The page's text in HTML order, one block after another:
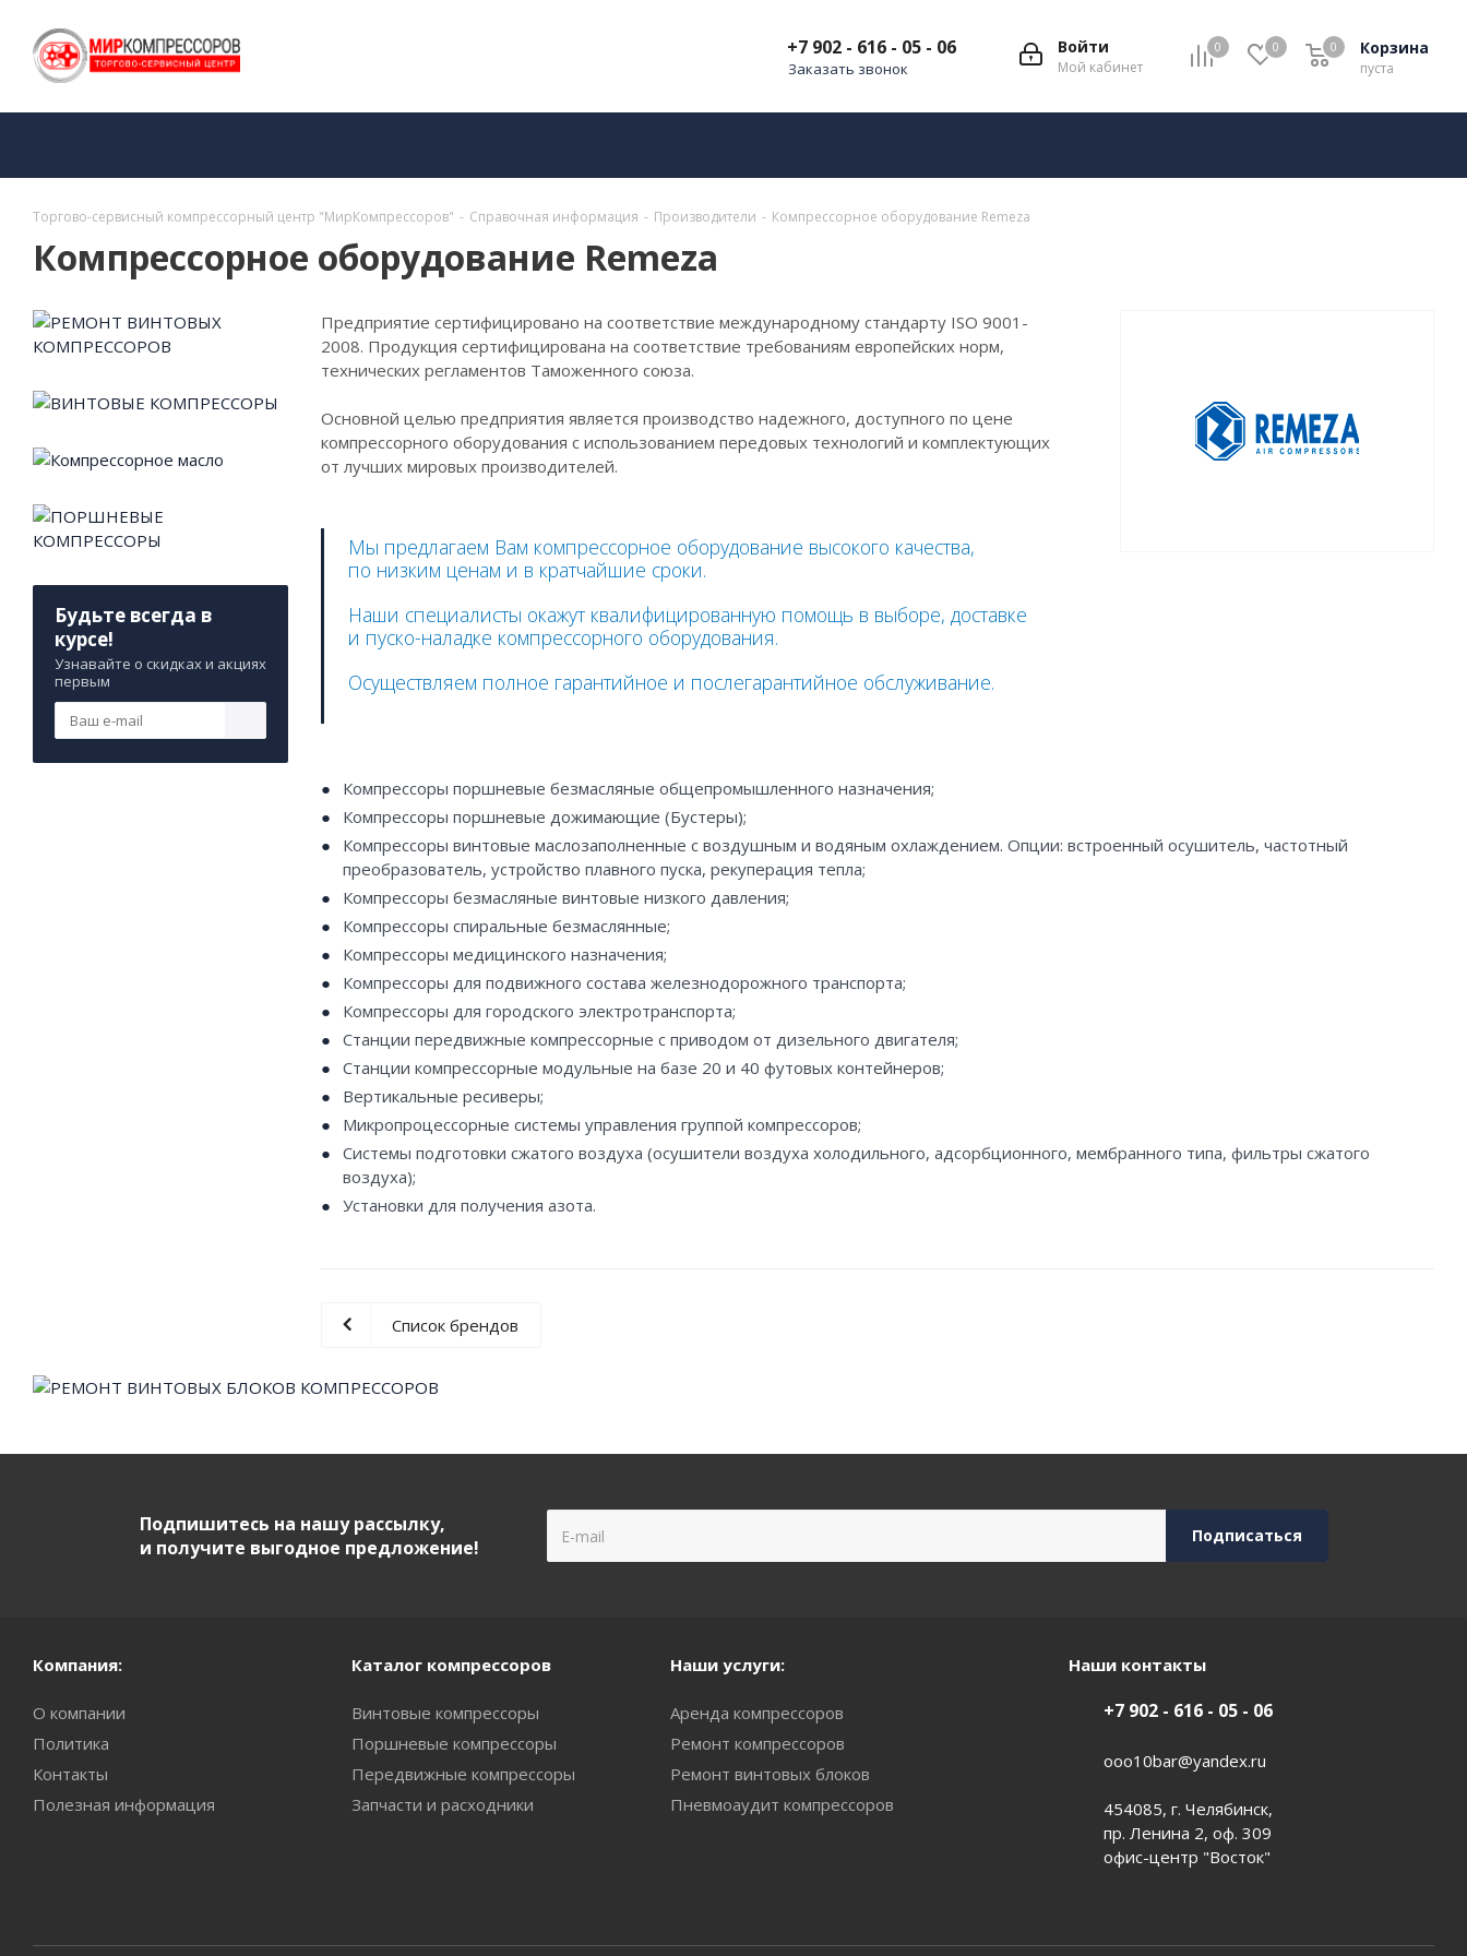
0 0 Корзина
пуста
0
Войти
Мой кабинет
+7 902 - 616 - 05 - 06
Заказать звонок
Торгово-сервисный компрессорный центр "МирКомпрессоров" - Справочная информация - Производители - Компрессорное оборудование Remeza
Компрессорное оборудование Remeza
Предприятие сертифицировано на соответствие международному стандарту ISO 9001-
2008. Продукция сертифицирована на соответствие требованиям европейских норм,
технических регламентов Таможенного союза.
Основной целью предприятия является производство надежного, доступного по цене
компрессорного оборудования с использованием передовых технологий и комплектующих
от лучших мировых производителей.
Мы предлагаем Вам компрессорное оборудование высокого качества,
по низким ценам и в кратчайшие сроки.
Наши специалисты окажут квалифицированную помощь в выборе, доставке
и пуско-наладке компрессорного оборудования.
Осуществляем полное гарантийное и послегарантийное обслуживание.
Компрессоры поршневые безмасляные общепромышленного назначения;
Компрессоры поршневые дожимающие (Бустеры);
Компрессоры винтовые маслозаполненные с воздушным и водяным охлаждением. Опции: встроенный осушитель, частотный
преобразователь, устройство плавного пуска, рекуперация тепла;
Компрессоры безмасляные винтовые низкого давления;
Компрессоры спиральные безмаслянные;
Компрессоры медицинского назначения;
Компрессоры для подвижного состава железнодорожного транспорта;
Компрессоры для городского электротранспорта;
Станции передвижные компрессорные с приводом от дизельного двигателя;
Станции компрессорные модульные на базе 20 и 40 футовых контейнеров;
Вертикальные ресиверы;
Микропроцессорные системы управления группой компрессоров;
Системы подготовки сжатого воздуха (осушители воздуха холодильного, адсорбционного, мембранного типа, фильтры сжатого
воздуха);
Установки для получения азота.
Список брендов
Будьте всегда в
курсе!
Узнавайте о скидках и акциях
первым
Подпишитесь на нашу рассылку,
и получите выгодное предложение!
Компания:
О компании
Политика
Контакты
Полезная информация
Каталог компрессоров
Винтовые компрессоры
Поршневые компрессоры
Передвижные компрессоры
Запчасти и расходники
Наши услуги:
Аренда компрессоров
Ремонт компрессоров
Ремонт винтовых блоков
Пневмоаудит компрессоров
Наши контакты
+7 902 - 616 - 05 - 06
ooo10bar@yandex.ru
454085, г. Челябинск,
пр. Ленина 2, оф. 309
офис-центр "Восток"